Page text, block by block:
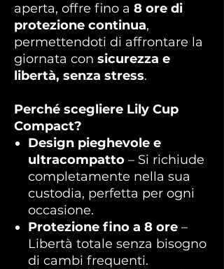
aperta, offre fino a 8 ore di
protezione continua,
permettendoti di affrontare la
giornata con sicurezza e
libertà, senza stress.
Perché scegliere Lily Cup
Compact?
Design pieghevole e
ultracompatto – Si richiude
completamente nella sua
custodia, perfetta per ogni
occasione.
Protezione fino a 8 ore –
Libertà totale senza bisogno
di cambi frequenti.